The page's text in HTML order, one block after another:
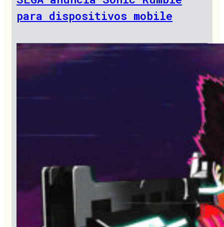
para dispositivos mobile